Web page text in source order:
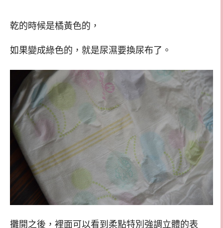
乾的時候是橘黃色的，
如果變成綠色的，就是尿濕要換尿布了。
攤開之後，裡面可以看到柔點特別強調立體的表